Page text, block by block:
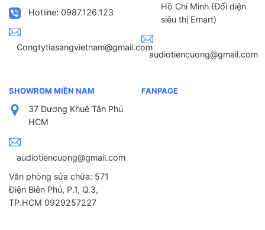
Hotline: 0987.126.123
Congtytiasangvietnam@gmail.com
Hồ Chí Minh (Đối diện
siêu thị Emart)
audiotiencuong@gmail.com
SHOWROM MIỀN NAM
37 Dương Khuê Tân Phú
HCM
audiotiencuong@gmail.com
Văn phòng sửa chữa: 571
Điện Biên Phủ, P.1, Q.3,
TP.HCM 0929257227
FANPAGE